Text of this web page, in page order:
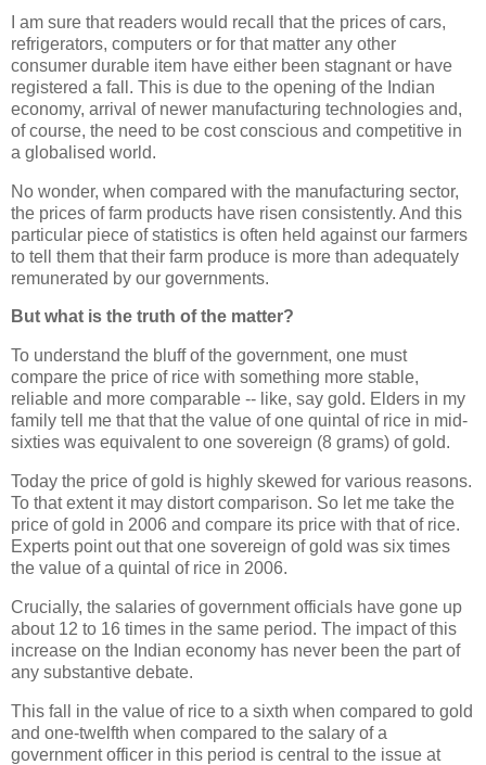
I am sure that readers would recall that the prices of cars,
refrigerators, computers or for that matter any other
consumer durable item have either been stagnant or have
registered a fall. This is due to the opening of the Indian
economy, arrival of newer manufacturing technologies and,
of course, the need to be cost conscious and competitive in
a globalised world.
No wonder, when compared with the manufacturing sector,
the prices of farm products have risen consistently. And this
particular piece of statistics is often held against our farmers
to tell them that their farm produce is more than adequately
remunerated by our governments.
But what is the truth of the matter?
To understand the bluff of the government, one must
compare the price of rice with something more stable,
reliable and more comparable -- like, say gold. Elders in my
family tell me that that the value of one quintal of rice in mid-
sixties was equivalent to one sovereign (8 grams) of gold.
Today the price of gold is highly skewed for various reasons.
To that extent it may distort comparison. So let me take the
price of gold in 2006 and compare its price with that of rice.
Experts point out that one sovereign of gold was six times
the value of a quintal of rice in 2006.
Crucially, the salaries of government officials have gone up
about 12 to 16 times in the same period. The impact of this
increase on the Indian economy has never been the part of
any substantive debate.
This fall in the value of rice to a sixth when compared to gold
and one-twelfth when compared to the salary of a
government officer in this period is central to the issue at